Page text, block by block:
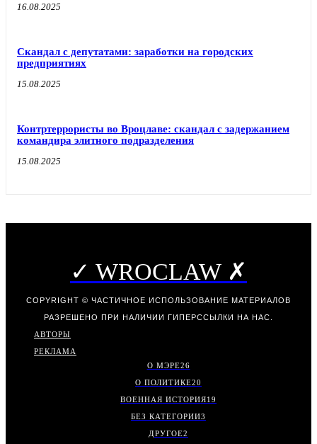
16.08.2025
Скандал с депутатами: заработки на городских
предприятиях
15.08.2025
Контртеррористы во Вроцлаве: скандал с задержанием
командира элитного подразделения
15.08.2025
✓ WROCLAW ✗
COPYRIGHT © ЧАСТИЧНОЕ ИСПОЛЬЗОВАНИЕ МАТЕРИАЛОВ
РАЗРЕШЕНО ПРИ НАЛИЧИИ ГИПЕРССЫЛКИ НА НАС.
АВТОРЫ
РЕКЛАМА
О МЭРЕ26
О ПОЛИТИКЕ20
ВОЕННАЯ ИСТОРИЯ19
БЕЗ КАТЕГОРИИ3
ДРУГОЕ2